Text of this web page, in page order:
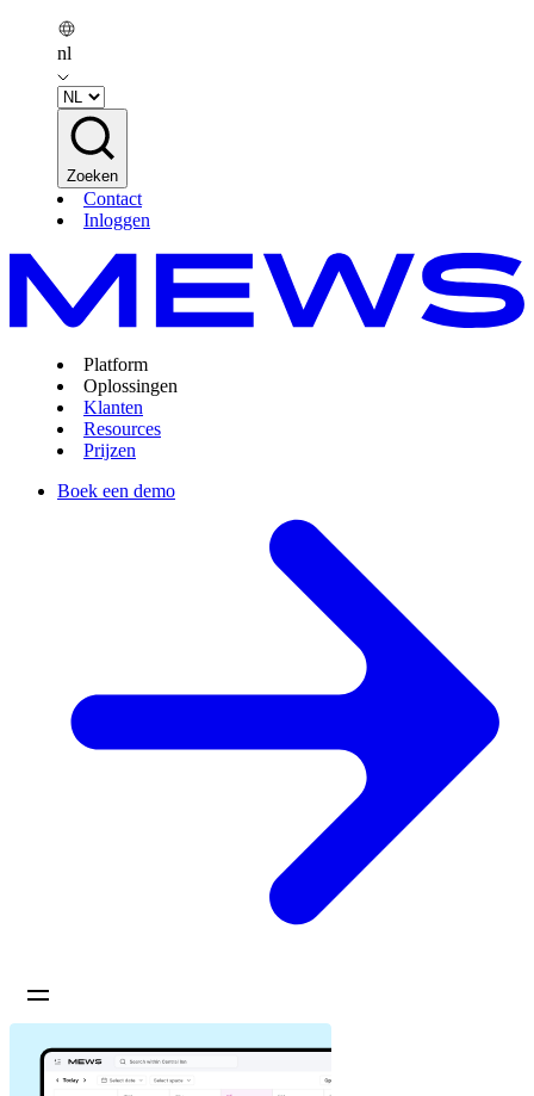
nl
Zoeken
Contact
Inloggen
Platform
Oplossingen
Klanten
Resources
Prijzen
Boek een demo